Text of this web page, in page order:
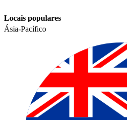
Locais populares​​
Ásia-Pacífico​​